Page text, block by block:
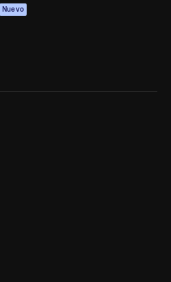
Nuevo